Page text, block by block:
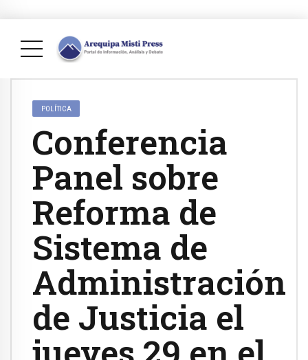
POLÍTICA
Conferencia
Panel sobre
Reforma de
Sistema de
Administración
de Justicia el